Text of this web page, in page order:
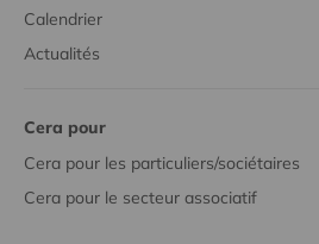
Calendrier
Actualités
Cera pour
Cera pour les particuliers/sociétaires
Cera pour le secteur associatif